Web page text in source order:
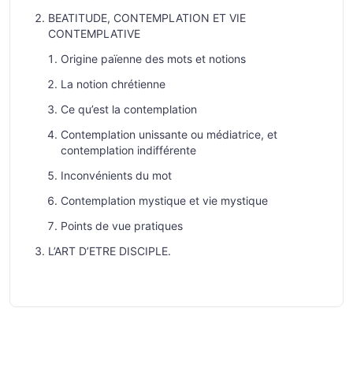
BEATITUDE, CONTEMPLATION ET VIE
CONTEMPLATIVE
Origine païenne des mots et notions
La notion chrétienne
Ce qu’est la contemplation
Contemplation unissante ou médiatrice, et
contemplation indifférente
Inconvénients du mot
Contemplation mystique et vie mystique
Points de vue pratiques
L’ART D’ETRE DISCIPLE.